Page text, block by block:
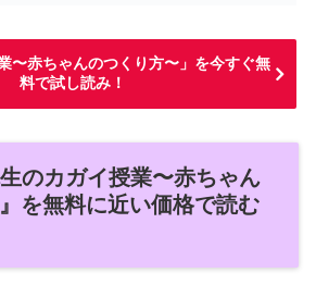
〜赤ちゃんのつくり方〜」を今すぐ無
料で試し読み！
のカガイ授業〜赤ちゃん
を無料に近い価格で読む